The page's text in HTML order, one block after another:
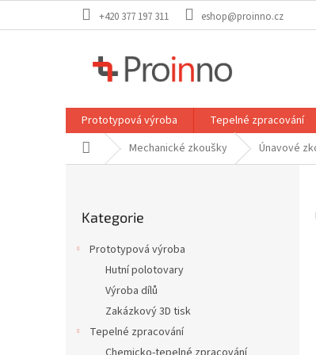
+420 377 197 311 eshop@proinno.cz
Prototypová výroba Tepelné zpracování
Domů Mechanické zkoušky Únavové
kategorie
Kategorie
Prototypová výroba
Hutní polotovary
Výroba dílů
Zakázkový 3D tisk
Tepelné zpracování